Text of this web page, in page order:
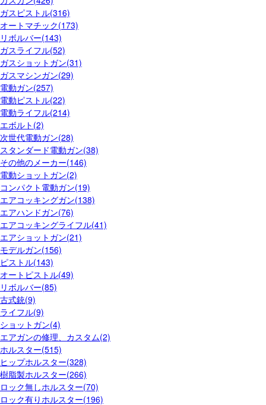
ガスピストル(316)
オートマチック(173)
リボルバー(143)
ガスライフル(52)
ガスショットガン(31)
ガスマシンガン(29)
電動ガン(257)
電動ピストル(22)
電動ライフル(214)
エボルト(2)
次世代電動ガン(28)
スタンダード電動ガン(38)
その他のメーカー(146)
電動ショットガン(2)
コンパクト電動ガン(19)
エアコッキングガン(138)
エアハンドガン(76)
エアコッキングライフル(41)
エアショットガン(21)
モデルガン(156)
ピストル(143)
オートピストル(49)
リボルバー(85)
古式銃(9)
ライフル(9)
ショットガン(4)
エアガンの修理、カスタム(2)
ホルスター(515)
ヒップホルスター(328)
樹脂製ホルスター(266)
ロック無しホルスター(70)
ロック有りホルスター(196)